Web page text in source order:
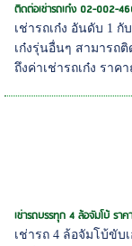
ติดต่อเช่ารถเก๋ง 02-002-
เช่ารถเก๋ง อันดับ 1 กั
เก๋งรุ่นอื่นๆ สามารถติ
ถึงค่าเช่ารถเก๋ง ราค
เช่ารถบรรทุก 4 ล้อจัมโบ้ รา
เช่ารถ 4 ล้อจัมโบ้ขับเ